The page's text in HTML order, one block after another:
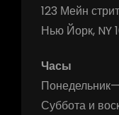
123 Мейн стрит
Нью Йорк, NY
Часы
Суббота и